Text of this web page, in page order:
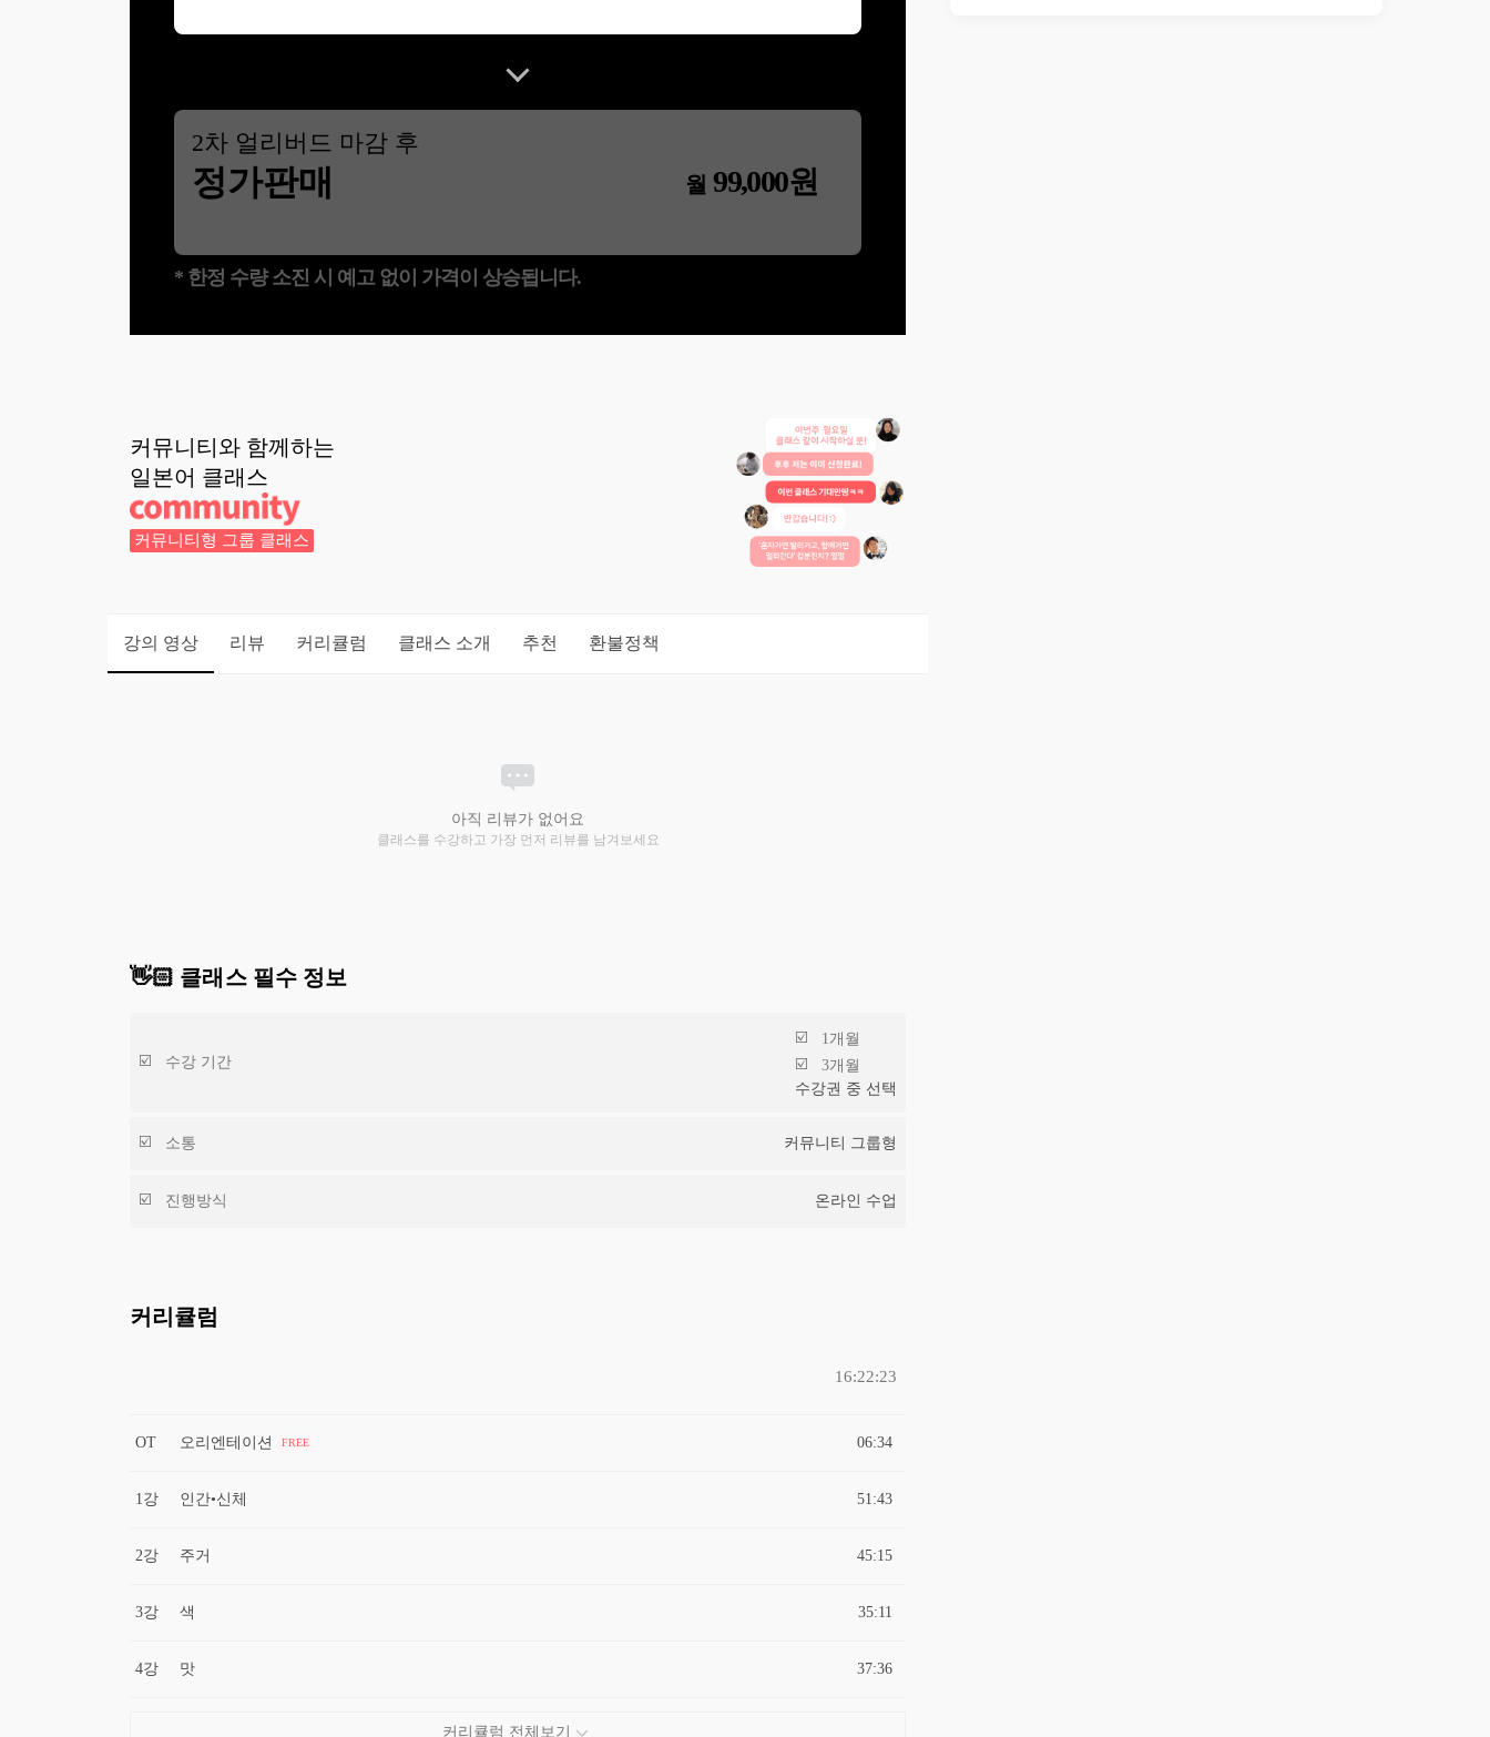
2차 얼리버드 마감 후
정가판매 월 99,000원
* 한정 수량 소진 시 예고 없이 가격이 상승됩니다.
커뮤니티와 함께하는
일본어 클래스
커뮤니티형 그룹 클래스
강의 영상 리뷰 커리큘럼 클래스 소개 추천 환불정책
아직 리뷰가 없어요
클래스를 수강하고 가장 먼저 리뷰를 남겨보세요
👋🏻 클래스 필수 정보
수강 기간
1개월
3개월
수강권 중 선택
소통 커뮤니티 그룹형
진행방식 온라인 수업
커리큘럼
16:22:23
OT 오리엔테이션 FREE 06:34
1강 인간•신체 51:43
2강 주거 45:15
3강 색 35:11
4강 맛 37:36